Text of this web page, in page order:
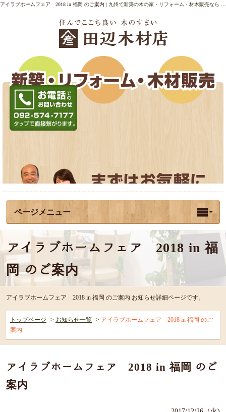
アイラブホームフェア 2018 in 福岡 のご案内 | 九州で新築の木の家・リフォーム・材木販売なら 田辺木材店 福岡
092-574-7177
ムへ
ページメニュー
アイラブホームフェア 2018 in 福
岡 のご案内
アイラブホームフェア 2018 in 福岡 のご案内 お知らせ詳細ページです。
トップページ お知らせ一覧
アイラブホームフェア 2018 in 福岡 のご
案内
アイラブホームフェア 2018 in 福岡 のご
案内